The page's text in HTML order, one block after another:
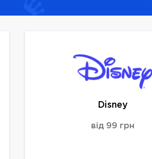
Disney
від 99 грн